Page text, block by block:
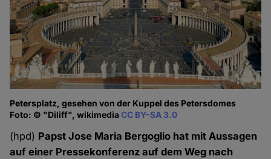
Petersplatz, gesehen von der Kuppel des Petersdomes
Foto: © "Diliff", wikimediaCC BY-SA 3.0
(hpd) Papst Jose Maria Bergoglio hat mit Aussagen
auf einer Pressekonferenz auf dem Weg nach